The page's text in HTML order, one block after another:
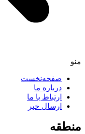
صفحه‌نخست
درباره ما
ارتباط با ما
ارسال خبر